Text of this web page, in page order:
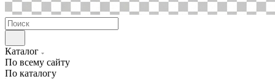
Каталог
По всему сайту
По каталогу